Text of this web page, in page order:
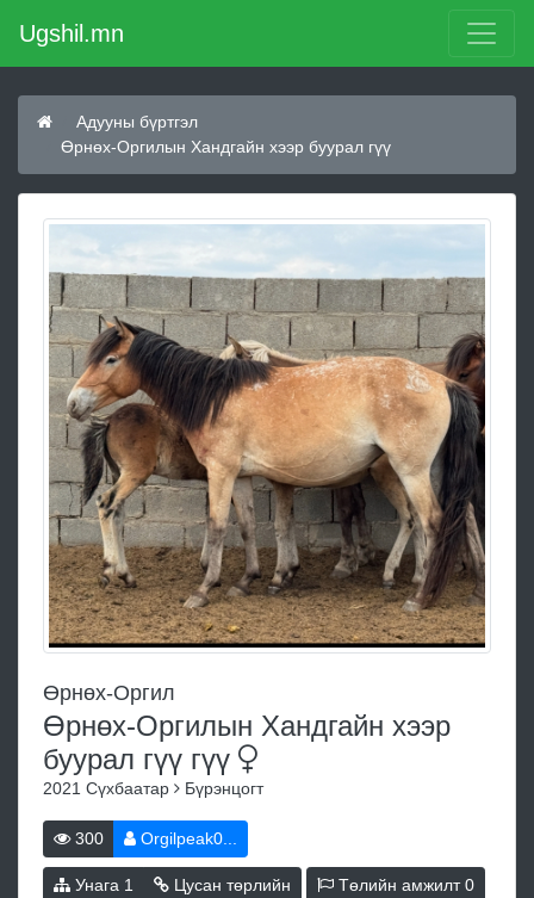
Ugshil.mn
Адууны бүртгэл
Өрнөх-Оргилын Хандгайн хээр буурал гүү
Өрнөх-Оргил
Өрнөх-Оргилын Хандгайн хээр
буурал гүү гүү
2021 Сүхбаатар Бүрэнцогт
300 Orgilpeak0...
Унага 1 Цусан төрлийн Төлийн амжилт0